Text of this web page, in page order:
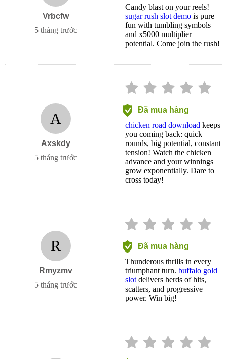
Vrbcfw
5 tháng trước
Candy blast on your reels!
sugar rush slot demo is pure
fun with tumbling symbols
and x5000 multiplier
potential. Come join the rush!
A
Axskdy
5 tháng trước
Đã mua hàng
chicken road download keeps
you coming back: quick
rounds, big potential, constant
tension! Watch the chicken
advance and your winnings
grow exponentially. Dare to
cross today!
R
Rmyzmv
5 tháng trước
Đã mua hàng
Thunderous thrills in every
triumphant turn. buffalo gold
slot delivers herds of hits,
scatters, and progressive
power. Win big!